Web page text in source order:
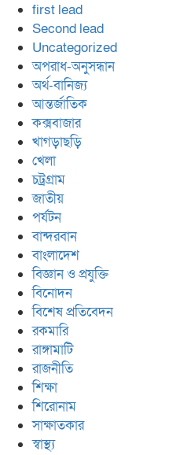
first lead
Second lead
Uncategorized
অপরাধ-অনুসন্ধান
অর্থ-বানিজ্য
আন্তর্জাতিক
কক্সবাজার
খাগড়াছড়ি
খেলা
চট্রগ্রাম
জাতীয়
পর্যটন
বান্দরবান
বাংলাদেশ
বিজ্ঞান ও প্রযুক্তি
বিনোদন
বিশেষ প্রতিবেদন
রকমারি
রাঙ্গামাটি
রাজনীতি
শিক্ষা
শিরোনাম
সাক্ষাতকার
স্বাস্থ্য